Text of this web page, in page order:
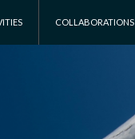
COLLABORATIONS